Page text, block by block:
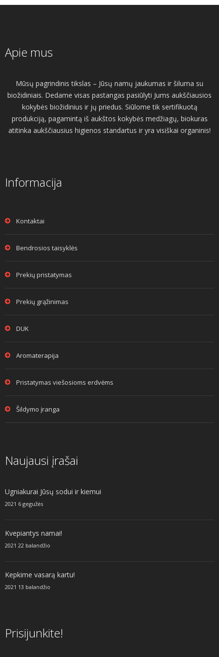
Apie mus
Mūsų pagrindinis tikslas – Jūsų namų jaukumas ir šiluma su
biožidiniais. Dedame visas pastangas pasiūlyti Jums aukščiausios
kokybės biožidinius ir jų priedus. Siūlome tik sertifikuotą
produkciją, pagamintą iš aukštos kokybės medžiagų, biokuras
atitinka aukščiausius higienos standartus ir yra visiškai organinis!
Informacija
Kontaktai
Bendrosios taisyklės
Prekių pristatymas
Prekių grąžinimas
DUK
Aromaterapija
Pristatymas viešosioms erdvėms
Šildymo įranga
Naujausi įrašai
Ugniakurai Jūsų sodui ir kiemui
2021 6 gegužės
Kvepiantys namai!
2021 22 balandžio
Kepkime vasarą kartu!
2021 13 balandžio
Prisijunkite!